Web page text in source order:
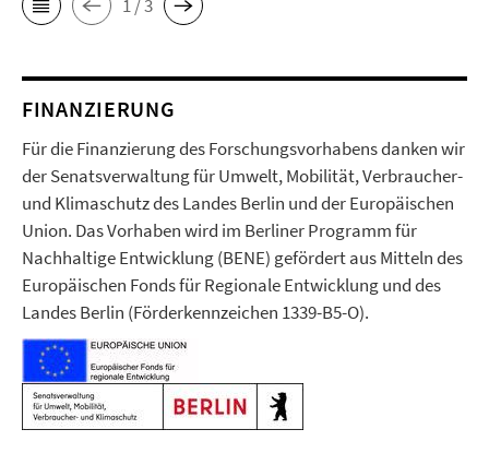
1 / 3
FINANZIERUNG
Für die Finanzierung des Forschungsvorhabens danken wir
der Senatsverwaltung für Umwelt, Mobilität, Verbraucher-
und Klimaschutz des Landes Berlin und der Europäischen
Union. Das Vorhaben wird im Berliner Programm für
Nachhaltige Entwicklung (BENE) gefördert aus Mitteln des
Europäischen Fonds für Regionale Entwicklung und des
Landes Berlin (Förderkennzeichen 1339-B5-O).